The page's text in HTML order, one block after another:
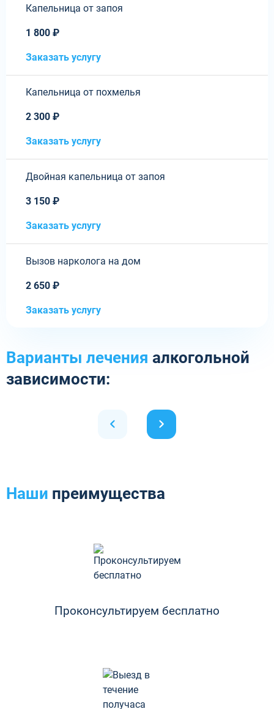
Капельница от запоя
1 800 ₽
Заказать услугу
Капельница от похмелья
2 300 ₽
Заказать услугу
Двойная капельница от запоя
3 150 ₽
Заказать услугу
Вызов нарколога на дом
2 650 ₽
Заказать услугу
Варианты лечения алкогольной
зависимости:
Наши преимущества
Проконсультируем бесплатно